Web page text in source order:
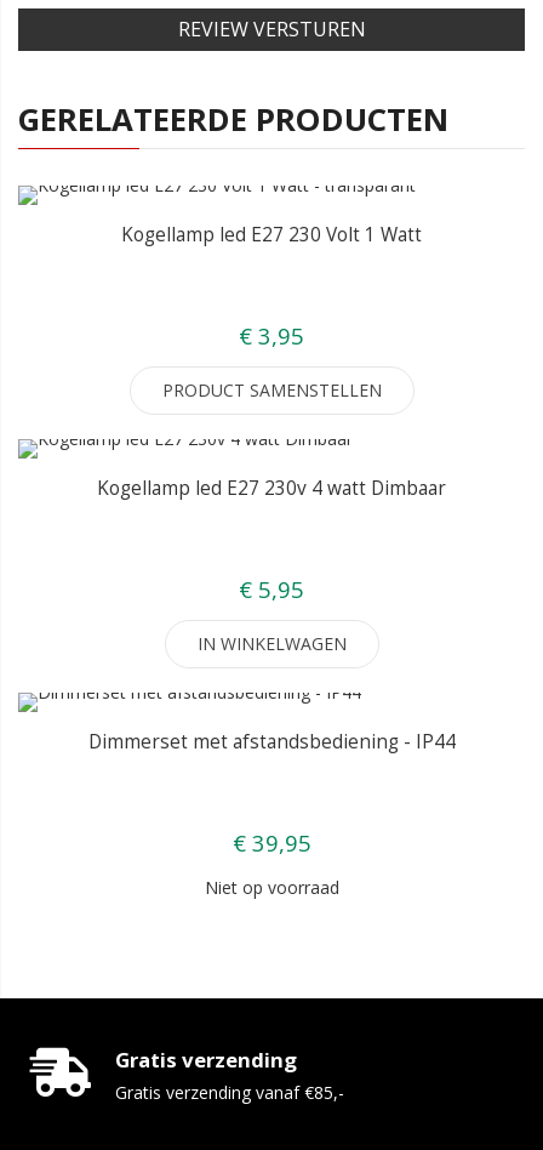
REVIEW VERSTUREN
GERELATEERDE PRODUCTEN
Kogellamp led E27 230 Volt 1 Watt
€ 3,95
PRODUCT SAMENSTELLEN
Kogellamp led E27 230v 4 watt Dimbaar
€ 5,95
IN WINKELWAGEN
Dimmerset met afstandsbediening - IP44
€ 39,95
Niet op voorraad
Gratis verzending
Gratis verzending vanaf €85,-